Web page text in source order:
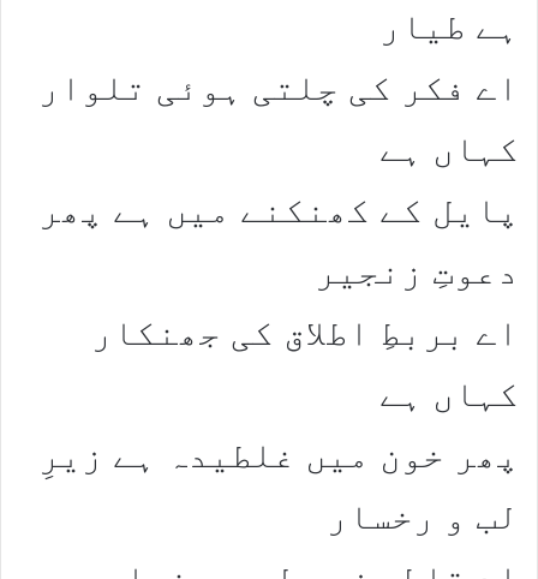
ہے طیار​
اے فکر کی چلتی ہوئی تلوار
کہاں ہے​
​پایل کے کھنکنے میں ہے پھر
دعوتِ زنجیر​
اے بربطِ اطلاق کی جھنکار
کہاں ہے​
​پھر خون میں غلطیدہ ہے زیرِ
لب و رخسار​